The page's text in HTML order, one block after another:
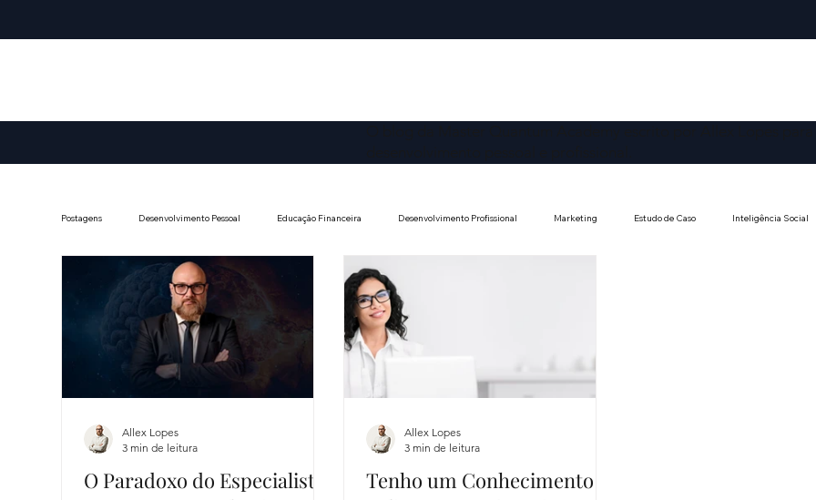
Postagens Desenvolvimento Pessoal Educação Financeira Desenvolvimento Profissional Marketing Estudo de Caso Inteligência Social
Direito Constitucional Cidadania e Engajamento Cívico Economia e Desenvolvimento
Debates Contemporâneos
O Paradoxo do Especialista:
Allex Lopes
3 min de leitura
Tenho um Conhecimento
Allex Lopes
3 min de leitura